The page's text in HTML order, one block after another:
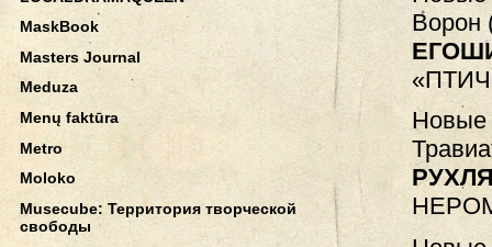
Ворон
Новые
MaskBook
Masters Journal
Meduza
Menų faktūra
Metro
Moloko
Musecube: Территория творческой
свободы